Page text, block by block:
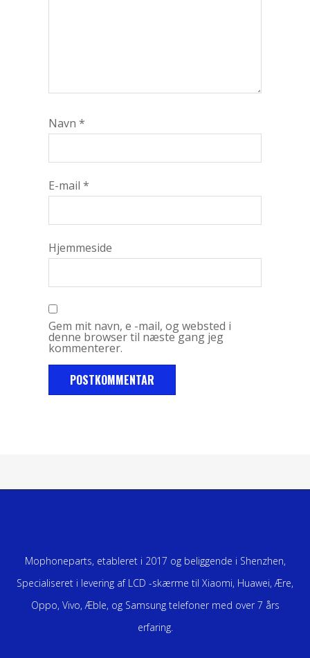
Navn *
E-mail *
Hjemmeside
Gem mit navn, e -mail, og websted i
denne browser til næste gang jeg
kommenterer.
Mophoneparts, etableret i 2017 og beliggende i Shenzhen,
Specialiseret i levering af LCD -skærme til Xiaomi, Huawei, Ære,
Oppo, Vivo, Æble, og Samsung telefoner med over 7 års
erfaring.